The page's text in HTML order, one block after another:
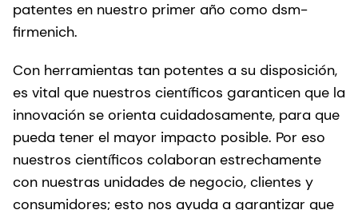
patentes en nuestro primer año como dsm-
firmenich.
Con herramientas tan potentes a su disposición,
es vital que nuestros científicos garanticen que la
innovación se orienta cuidadosamente, para que
pueda tener el mayor impacto posible. Por eso
nuestros científicos colaboran estrechamente
con nuestras unidades de negocio, clientes y
consumidores; esto nos ayuda a garantizar que